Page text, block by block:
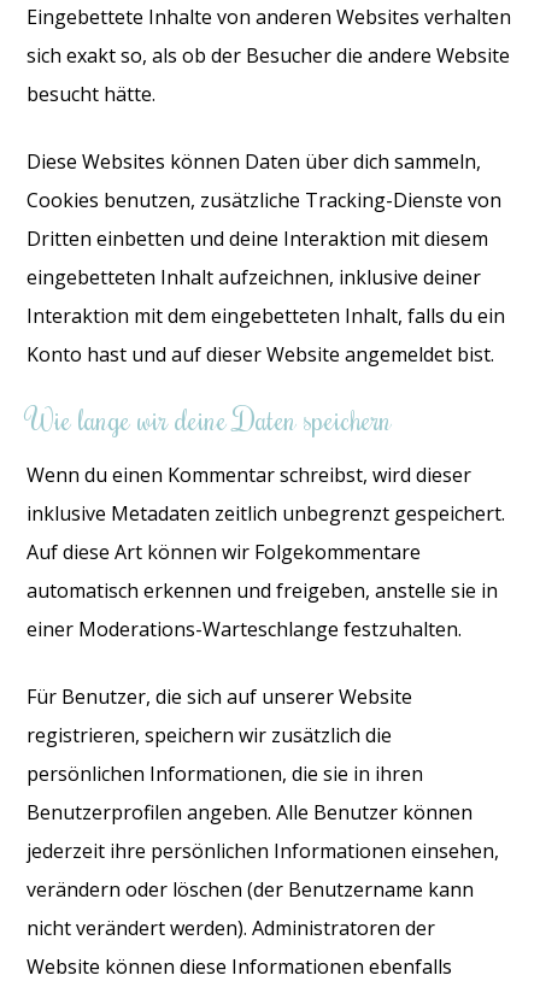
Eingebettete Inhalte von anderen Websites verhalten
sich exakt so, als ob der Besucher die andere Website
besucht hätte.
Diese Websites können Daten über dich sammeln,
Cookies benutzen, zusätzliche Tracking-Dienste von
Dritten einbetten und deine Interaktion mit diesem
eingebetteten Inhalt aufzeichnen, inklusive deiner
Interaktion mit dem eingebetteten Inhalt, falls du ein
Konto hast und auf dieser Website angemeldet bist.
Wie lange wir deine Daten speichern
Wenn du einen Kommentar schreibst, wird dieser
inklusive Metadaten zeitlich unbegrenzt gespeichert.
Auf diese Art können wir Folgekommentare
automatisch erkennen und freigeben, anstelle sie in
einer Moderations-Warteschlange festzuhalten.
Für Benutzer, die sich auf unserer Website
registrieren, speichern wir zusätzlich die
persönlichen Informationen, die sie in ihren
Benutzerprofilen angeben. Alle Benutzer können
jederzeit ihre persönlichen Informationen einsehen,
verändern oder löschen (der Benutzername kann
nicht verändert werden). Administratoren der
Website können diese Informationen ebenfalls